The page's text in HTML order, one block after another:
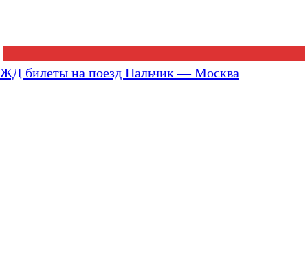
ЖД билеты на поезд Нальчик — Москва